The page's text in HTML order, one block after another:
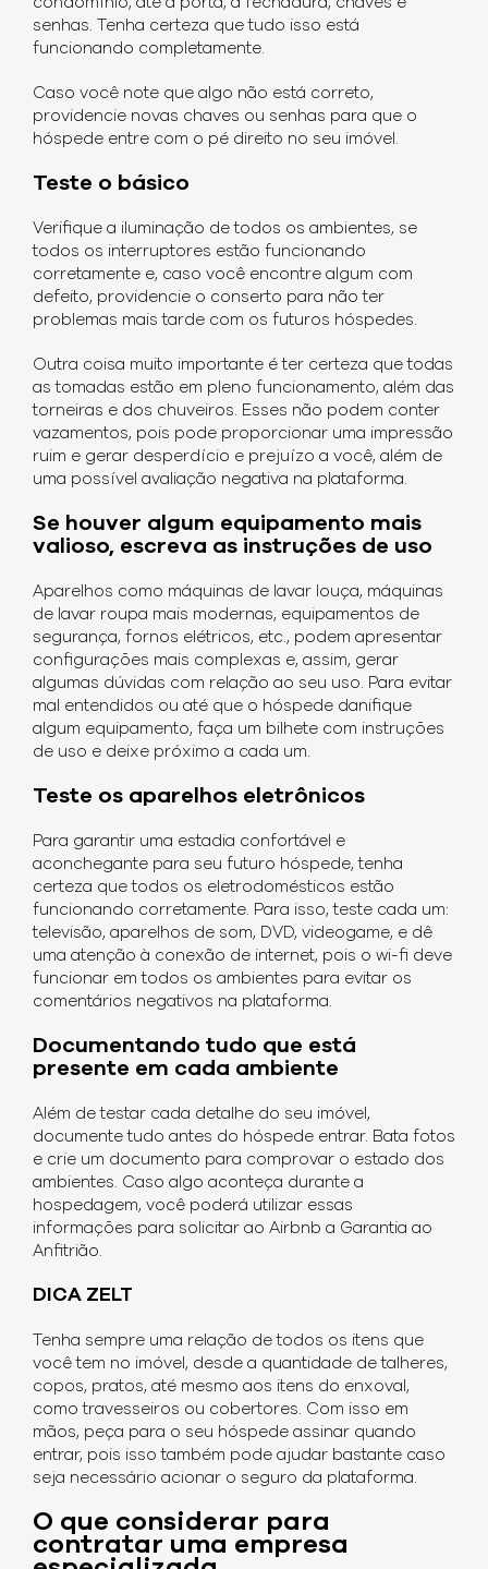
senhas. Tenha certeza que tudo isso está
funcionando completamente.
Caso você note que algo não está correto,
providencie novas chaves ou senhas para que o
hóspede entre com o pé direito no seu imóvel.
Teste o básico
Verifique a iluminação de todos os ambientes, se
todos os interruptores estão funcionando
corretamente e, caso você encontre algum com
defeito, providencie o conserto para não ter
problemas mais tarde com os futuros hóspedes.
Outra coisa muito importante é ter certeza que todas
as tomadas estão em pleno funcionamento, além das
torneiras e dos chuveiros. Esses não podem conter
vazamentos, pois pode proporcionar uma impressão
ruim e gerar desperdício e prejuízo a você, além de
uma possível avaliação negativa na plataforma.
Se houver algum equipamento mais
valioso, escreva as instruções de uso
Aparelhos como máquinas de lavar louça, máquinas
de lavar roupa mais modernas, equipamentos de
segurança, fornos elétricos, etc., podem apresentar
configurações mais complexas e, assim, gerar
algumas dúvidas com relação ao seu uso. Para evitar
mal entendidos ou até que o hóspede danifique
algum equipamento, faça um bilhete com instruções
de uso e deixe próximo a cada um.
Teste os aparelhos eletrônicos
Para garantir uma estadia confortável e
aconchegante para seu futuro hóspede, tenha
certeza que todos os eletrodomésticos estão
funcionando corretamente. Para isso, teste cada um:
televisão, aparelhos de som, DVD, videogame, e dê
uma atenção à conexão de internet, pois o wi-fi deve
funcionar em todos os ambientes para evitar os
comentários negativos na plataforma.
Documentando tudo que está
presente em cada ambiente
Além de testar cada detalhe do seu imóvel,
documente tudo antes do hóspede entrar. Bata fotos
e crie um documento para comprovar o estado dos
ambientes. Caso algo aconteça durante a
hospedagem, você poderá utilizar essas
informações para solicitar ao Airbnb a Garantia ao
Anfitrião.
DICA ZELT
Tenha sempre uma relação de todos os itens que
você tem no imóvel, desde a quantidade de talheres,
copos, pratos, até mesmo aos itens do enxoval,
como travesseiros ou cobertores. Com isso em
mãos, peça para o seu hóspede assinar quando
entrar, pois isso também pode ajudar bastante caso
seja necessário acionar o seguro da plataforma.
O que considerar para
contratar uma empresa